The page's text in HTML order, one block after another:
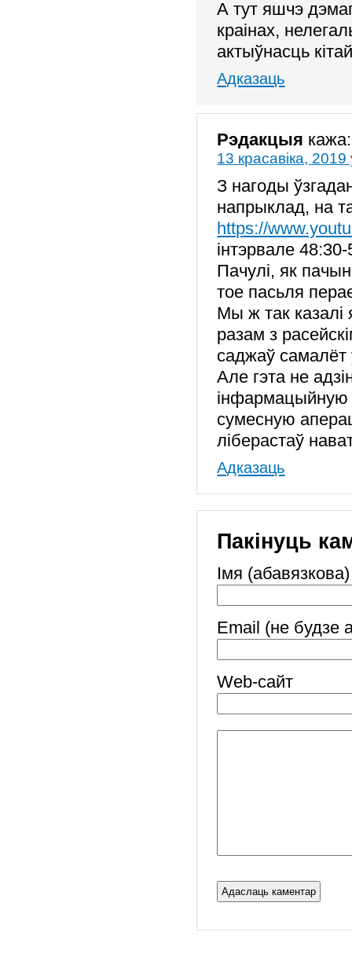
А тут яшчэ
краінах,
актыўнасць
Адказаць
Рэдакцыя кажа:
13 красавіка,
З нагоды
напрыклад, на
https://
інтэрвале
Пачулі, як
тое пасьля
Мы ж так казалі
разам з
саджаў самалёт
Але гэта не
інфармацыйную
сумесную
ліберастаў
Адказаць
Пакінуць
Імя (абавязкова)
Email (не будзе
Web-cайт